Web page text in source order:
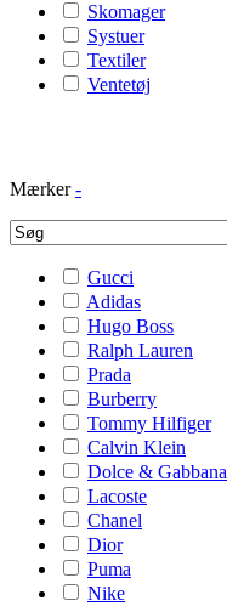
Skomager
Systuer
Textiler
Ventetøj
Mærker -
Gucci
Adidas
Hugo Boss
Ralph Lauren
Prada
Burberry
Tommy Hilfiger
Calvin Klein
Dolce & Gabbana
Lacoste
Chanel
Dior
Puma
Nike